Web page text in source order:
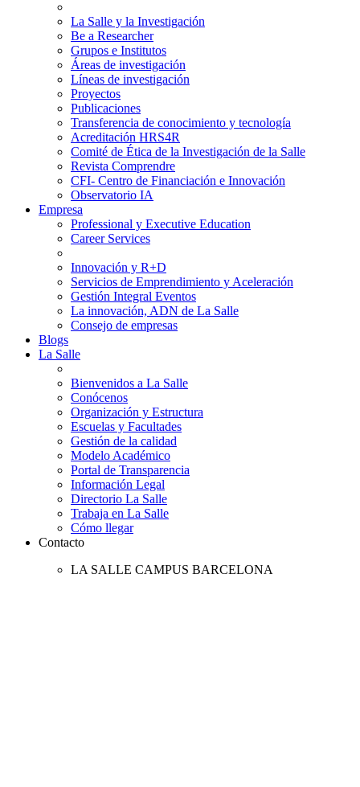
La Salle y la Investigación
Be a Researcher
Grupos e Institutos
Áreas de investigación
Líneas de investigación
Proyectos
Publicaciones
Transferencia de conocimiento y tecnología
Acreditación HRS4R
Comité de Ética de la Investigación de la Salle
Revista Comprendre
CFI- Centro de Financiación e Innovación
Observatorio IA
Empresa
Professional y Executive Education
Career Services
Innovación y R+D
Servicios de Emprendimiento y Aceleración
Gestión Integral Eventos
La innovación, ADN de La Salle
Consejo de empresas
Blogs
La Salle
Bienvenidos a La Salle
Conócenos
Organización y Estructura
Escuelas y Facultades
Gestión de la calidad
Modelo Académico
Portal de Transparencia
Información Legal
Directorio La Salle
Trabaja en La Salle
Cómo llegar
Contacto
LA SALLE CAMPUS BARCELONA